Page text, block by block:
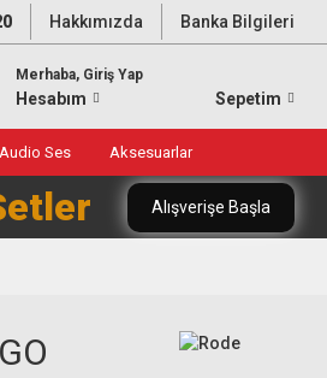
Hakkımızda Banka Bilgileri
Merhaba, Giriş Yap
Hesabım Sepetim
Ses Aksesuarlar
Alışverişe Başla